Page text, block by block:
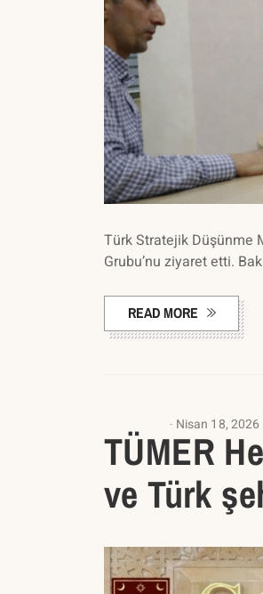
Türk Stratejik Düşünme
Grubu’nu ziyaret etti.
READ MORE
Nisan 18, 2026
TÜMER
ve Türk